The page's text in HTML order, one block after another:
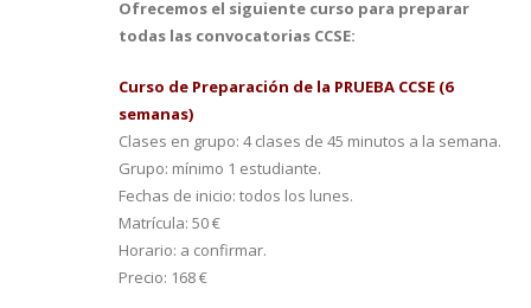
Ofrecemos el siguiente curso para preparar
todas las convocatorias CCSE:
Curso de Preparación de la PRUEBA CCSE (6
semanas)
Clases en grupo: 4 clases de 45 minutos a la semana.
Grupo: mínimo 1 estudiante.
Fechas de inicio: todos los lunes.
Matrícula: 50 €
Horario: a confirmar.
Precio: 168 €